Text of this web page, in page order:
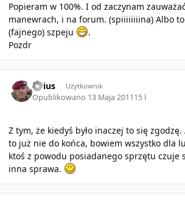
Popieram w 100%. I od zaczynam
manewrach, i na forum. (spiiiiiiiina) Albo
(fajnego) szpeju
.
Pozdr
Sirius Użytkownik
Opublikowano 13 Maja 201115 l
Z tym, że kiedyś było inaczej to się
to już nie do końca, bowiem wszystko dla
ktoś z powodu posiadanego sprzętu czuje
inna sprawa.